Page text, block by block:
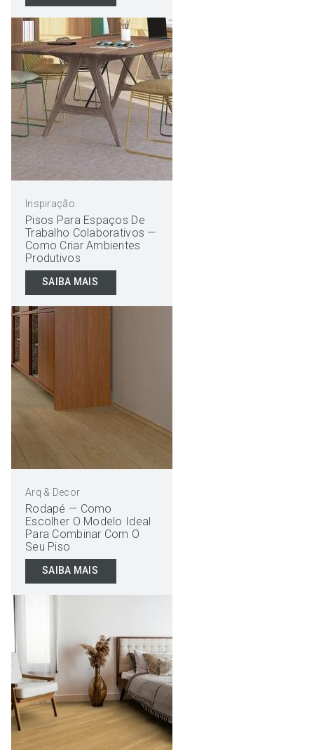
Inspiração
Pisos Para Espaços De
Trabalho Colaborativos —
Como Criar Ambientes
Produtivos
SAIBA MAIS
Arq & Decor
Rodapé — Como
Escolher O Modelo Ideal
Para Combinar Com O
Seu Piso
SAIBA MAIS